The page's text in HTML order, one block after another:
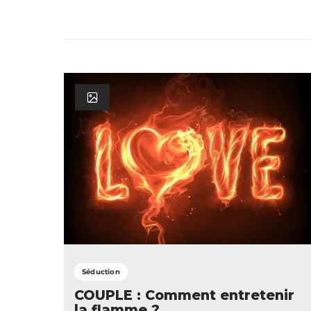
Séduction
COUPLE : Comment entretenir